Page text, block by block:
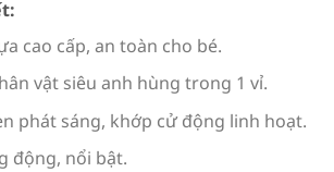
cao cấp, an toàn cho bé.
vật siêu anh hùng trong 1 vỉ.
phát sáng, khớp cử động linh hoạt.
động, nổi bật.